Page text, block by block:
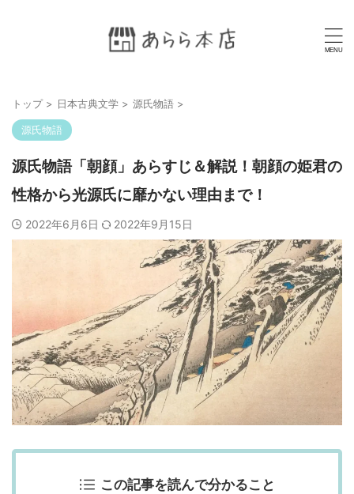
トップ > 日本古典文学 > 源氏物語 >
源氏物語
源氏物語「朝顔」あらすじ＆解説！朝顔の姫君の
性格から光源氏に靡かない理由まで！
2022年6月6日 2022年9月15日
この記事を読んで分かること